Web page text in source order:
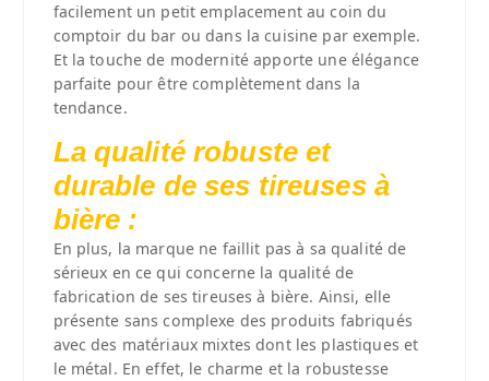
facilement un petit emplacement au coin du
comptoir du bar ou dans la cuisine par exemple.
Et la touche de modernité apporte une élégance
parfaite pour être complètement dans la
tendance.
La qualité robuste et
durable de ses tireuses à
bière :
En plus, la marque ne faillit pas à sa qualité de
sérieux en ce qui concerne la qualité de
fabrication de ses tireuses à bière. Ainsi, elle
présente sans complexe des produits fabriqués
avec des matériaux mixtes dont les plastiques et
le métal. En effet, le charme et la robustesse